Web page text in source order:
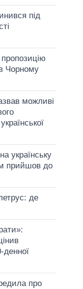
під
Чорному
можливі
українську
прийшов до
де
денної
про